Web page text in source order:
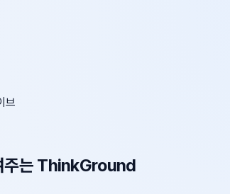
브
주는 ThinkGround